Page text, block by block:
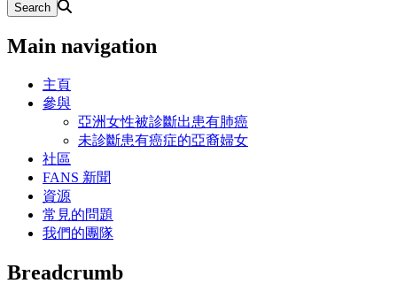
Main navigation
主頁
參與
亞洲女性被診斷出患有肺癌
未診斷患有癌症的亞裔婦女
社區
FANS 新聞
資源
常見的問題
我們的團隊
Breadcrumb